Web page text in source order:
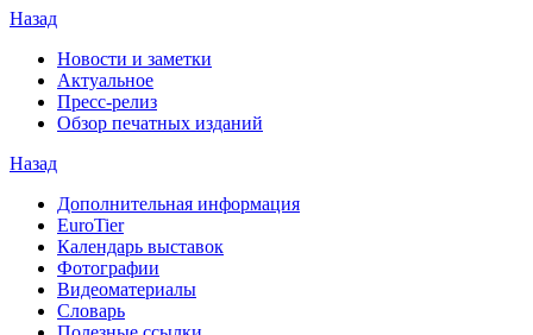
Назад
Новости и заметки
Актуальное
Пресс-релиз
Обзор печатных изданий
Назад
Дополнительная информация
EuroTier
Календарь выставок
Фотографии
Видеоматериалы
Словарь